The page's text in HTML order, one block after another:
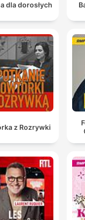
dla dorosłych
z Rozrywki